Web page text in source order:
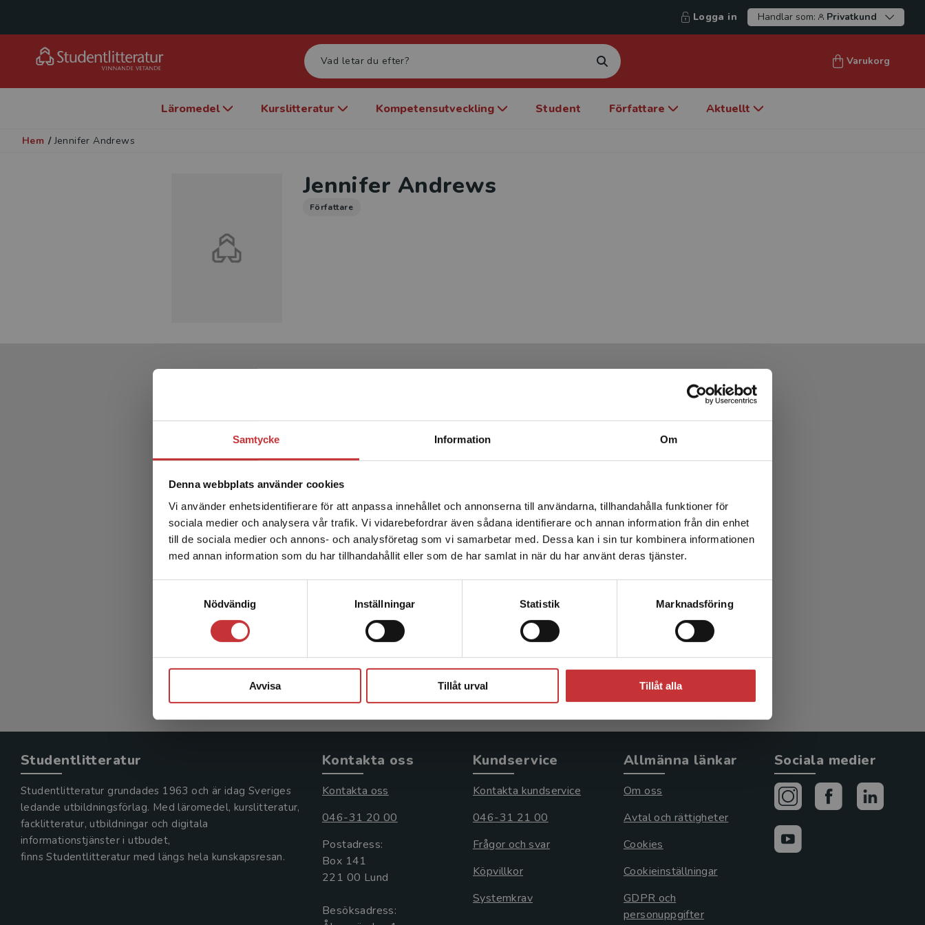
Samtycke Information Om
Denna webbplats använder cookies
Vi använder enhetsidentifierare för att anpassa innehållet och annonserna till användarna, tillhandahålla funktioner för
sociala medier och analysera vår trafik. Vi vidarebefordrar även sådana identifierare och annan information från din enhet
till de sociala medier och annons- och analysföretag som vi samarbetar med. Dessa kan i sin tur kombinera informationen
med annan information som du har tillhandahållit eller som de har samlat in när du har använt deras tjänster.
Nödvändig
Inställningar Statistik Marknadsföring
Avvisa Tillåt urval Tillåt alla
Begränsad fraktregion
Det verkar som att du besöker studentlitteratur.se via en
enhet utanför Sverige. Vi erbjuder inte leveranser utanför
Sverige. För att kunna slutföra ett köp måste
leveransadressen vara i Sverige.Läs mer
Logga in Handlar som: Privatkund
Varukorg
Läromedel Kurslitteratur Kompetensutveckling Student Författare Aktuellt
Hem / Jennifer Andrews
Jennifer Andrews
Författare
Vingböckerna Lärarpärm
steg 1-12
Hydén, G - Andrews, J
608 krinkl. moms
Exkl. moms: 574 kr
Statsbidrag läromedel
Studentlitteratur
Studentlitteratur grundades 1963 och är idag Sveriges
ledande utbildningsförlag. Med läromedel, kurslitteratur,
facklitteratur, utbildningar och digitala
informationstjänster i utbudet,
finns Studentlitteratur med längs hela kunskapsresan.
Kontakta oss
Kontakta oss
046-31 20 00
Postadress:
Box 141
221 00 Lund
Besöksadress:
Kundservice
Kontakta kundservice
046-31 21 00
Frågor och svar
Köpvillkor
Systemkrav
Allmänna länkar
Om oss
Avtal och rättigheter
Cookies
Cookieinställningar
GDPR och
personuppgifter
Sociala medier